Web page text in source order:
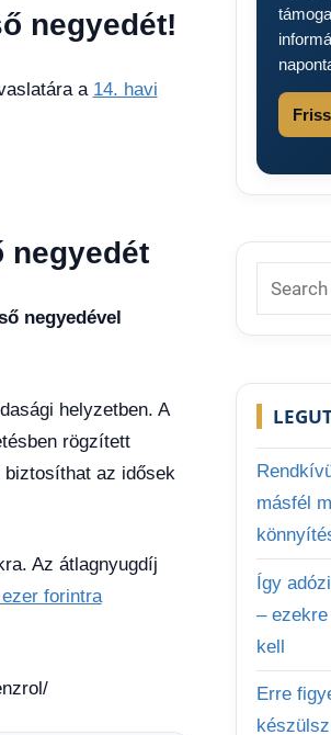
negyedét!
a 14. havi
negyedét
negyedével
helyzetben. A
rögzített
az idősek
Az átlagnyugdíj
forintra
Search
for:
másfél
Így
–
kell
Erre